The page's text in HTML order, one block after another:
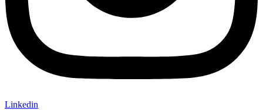
Linkedin